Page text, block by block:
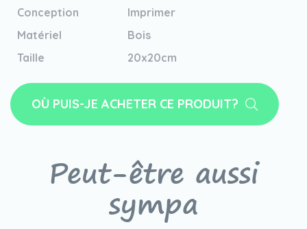
Conception
Imprimer
Matériel
Bois
Taille
20x20cm
OÙ PUIS-JE ACHETER CE PRODUIT?
Peut-être aussi
sympa